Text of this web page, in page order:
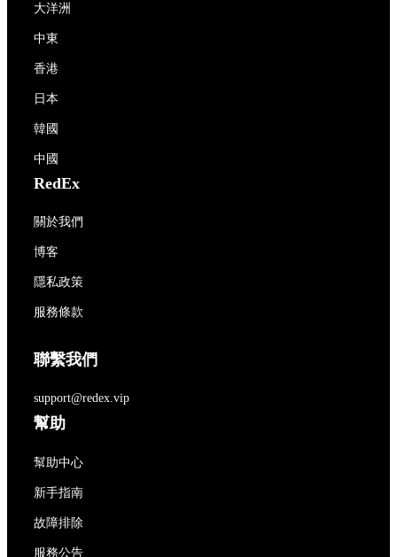
大洋洲
中東
香港
日本
韓國
中國
RedEx
關於我們
博客
隱私政策
服務條款
聯繫我們
support@redex.vip
幫助
幫助中心
新手指南
故障排除
服務公告